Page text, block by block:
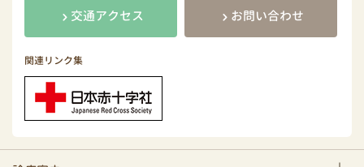
交通アクセス お問い合わせ
関連リンク集